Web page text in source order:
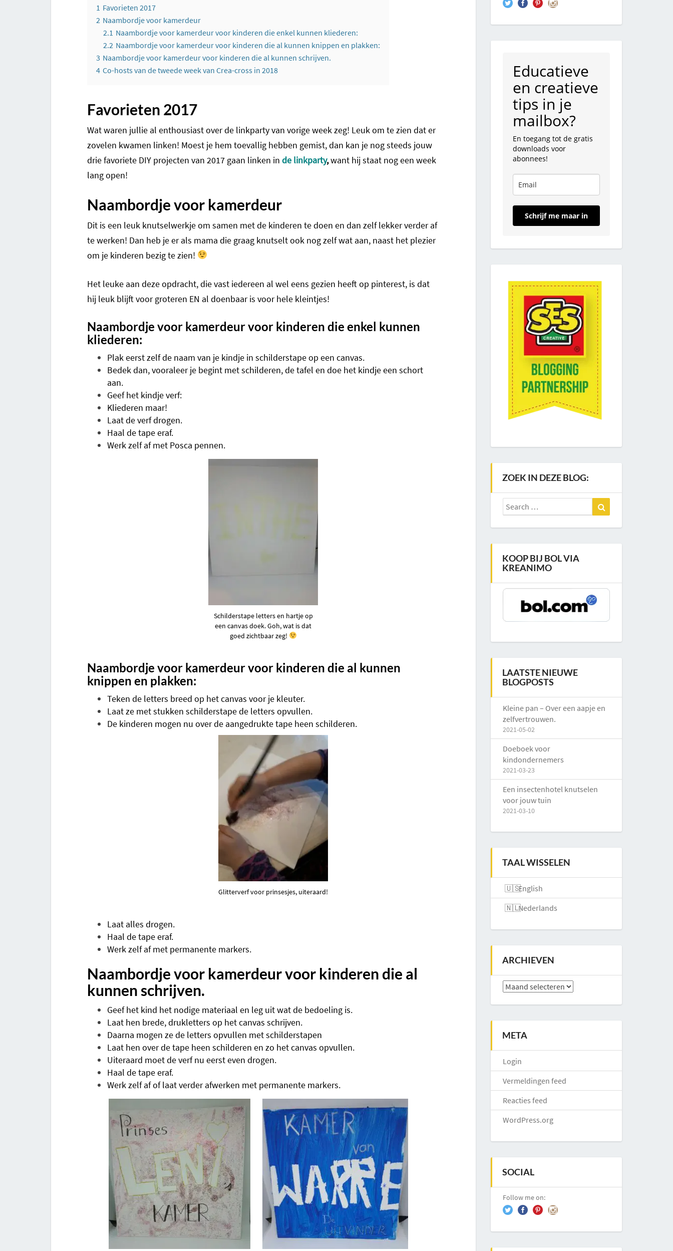
1 Favorieten 2017
2 Naambordje voor kamerdeur
2.1 Naambordje voor kamerdeur voor kinderen die enkel kunnen kliederen:
2.2 Naambordje voor kamerdeur voor kinderen die al kunnen knippen en plakken:
3 Naambordje voor kamerdeur voor kinderen die al kunnen schrijven.
4 Co-hosts van de tweede week van Crea-cross in 2018
Favorieten 2017
Wat waren jullie al enthousiast over de linkparty van vorige week zeg! Leuk om te zien dat er
zovelen kwamen linken! Moest je hem toevallig hebben gemist, dan kan je nog steeds jouw
drie favoriete DIY projecten van 2017 gaan linken in de linkparty,want hij staat nog een week
lang open!
Naambordje voor kamerdeur
Dit is een leuk knutselwerkje om samen met de kinderen te doen en dan zelf lekker verder af
te werken! Dan heb je er als mama die graag knutselt ook nog zelf wat aan, naast het plezier
om je kinderen bezig te zien!
Het leuke aan deze opdracht, die vast iedereen al wel eens gezien heeft op pinterest, is dat
hij leuk blijft voor groteren EN al doenbaar is voor hele kleintjes!
Naambordje voor kamerdeur voor kinderen die enkel kunnen
kliederen:
Plak eerst zelf de naam van je kindje in schilderstape op een canvas.
Bedek dan, vooraleer je begint met schilderen, de tafel en doe het kindje een schort
aan.
Geef het kindje verf:
Kliederen maar!
Laat de verf drogen.
Haal de tape eraf.
Werk zelf af met Posca pennen.
Schilderstape letters en hartje op
een canvas doek. Goh, wat is dat
goed zichtbaar zeg!
Naambordje voor kamerdeur voor kinderen die al kunnen
knippen en plakken:
Teken de letters breed op het canvas voor je kleuter.
Laat ze met stukken schilderstape de letters opvullen.
De kinderen mogen nu over de aangedrukte tape heen schilderen.
Glitterverf voor prinsesjes, uiteraard!
Laat alles drogen.
Haal de tape eraf.
Werk zelf af met permanente markers.
Naambordje voor kamerdeur voor kinderen die al
kunnen schrijven.
Geef het kind het nodige materiaal en leg uit wat de bedoeling is.
Laat hen brede, drukletters op het canvas schrijven.
Daarna mogen ze de letters opvullen met schilderstapen
Laat hen over de tape heen schilderen en zo het canvas opvullen.
Uiteraard moet de verf nu eerst even drogen.
Haal de tape eraf.
Werk zelf af of laat verder afwerken met permanente markers.
Educatieve
en creatieve
tips in je
mailbox?
En toegang tot de gratis
downloads voor
abonnees!
Schrijf me maar in
ZOEK IN DEZE BLOG:
Search
for:
KOOP BIJ BOL VIA
KREANIMO
LAATSTE NIEUWE
BLOGPOSTS
Kleine pan – Over een aapje en
zelfvertrouwen.
2021-05-02
Doeboek voor
kindondernemers
2021-03-23
Een insectenhotel knutselen
voor jouw tuin
2021-03-10
TAAL WISSELEN
English
Nederlands
ARCHIEVEN
Archieven
META
Login
Vermeldingen feed
Reacties feed
WordPress.org
SOCIAL
Follow me on: